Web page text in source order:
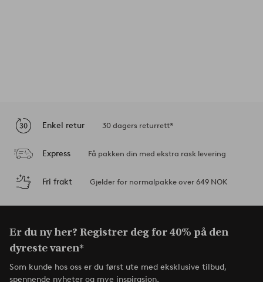
Enkel retur 30 dagers returrett*
Express Få pakken din med ekstra rask levering
Fri frakt Gjelder for normalpakke over 649 NOK
Er du ny her? Registrer deg for 40% på den
dyreste varen*
Som kunde hos oss er du først ute med eksklusive tilbud,
spennende nyheter og mye inspirasjon.